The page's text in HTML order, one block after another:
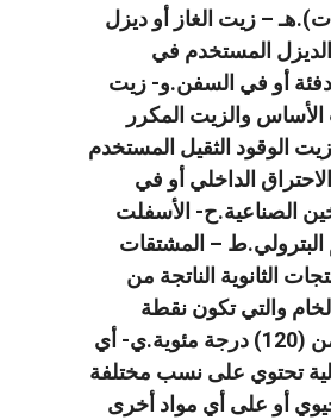
– زيت الغاز أو ديزل
المستخدم في
أو في السفن.و- زيت
الأساس والزيت المكرر
الوقود الثقيل المستخدم
الداخلي أو في
الصناعية.ح- الأسفلت
البترولي.ط – المشتقات
الثانوية الناتجة من
والتي تكون نقطة
وميضها أقل من (120) درجة مئوية.ي- أي
تحتوي على نسب مختلفة
أو على أي مواد أخرى